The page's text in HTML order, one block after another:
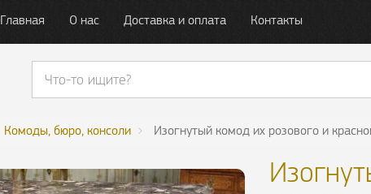
Главная О нас Доставка и оплата Контакты
Комоды, бюро, консоли Изогнутый комод их розового и